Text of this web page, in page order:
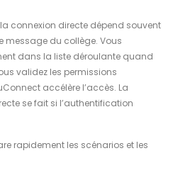
connexion directe dépend souvent
message du collège. Vous
dans la liste déroulante quand
validez les permissions
accélère l’accès. La
se fait si l’authentification
rapidement les scénarios et les